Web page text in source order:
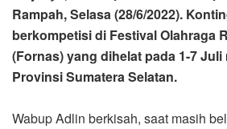
Rampah, Selasa (28/6/2022).
berkompetisi di Festival Olahraga
(Fornas) yang dihelat pada 1-7
Provinsi Sumatera Selatan.
Wabup Adlin berkisah, saat masih